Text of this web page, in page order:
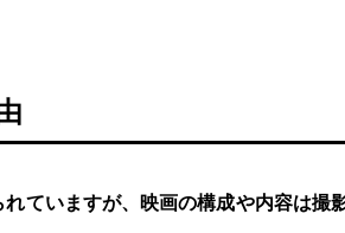
ていますが、映画の構成や内容は撮